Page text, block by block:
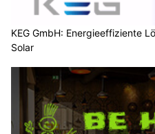
KEG GmbH: Energieeffiziente
Solar